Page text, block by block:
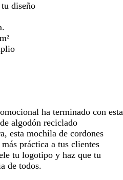
tu diseño
ha terminado con esta
algodón reciclado
esta mochila de cordones
práctica a tus clientes
tu logotipo y haz que tu
de todos.